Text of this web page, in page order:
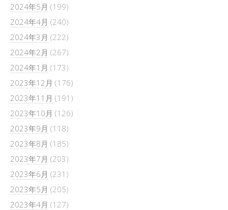
2024年5月 (199)
2024年4月 (240)
2024年3月 (222)
2024年2月 (267)
2024年1月 (173)
2023年12月 (176)
2023年11月 (191)
2023年10月 (126)
2023年9月 (118)
2023年8月 (185)
2023年7月 (203)
2023年6月 (231)
2023年5月 (205)
2023年4月 (127)